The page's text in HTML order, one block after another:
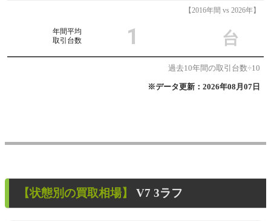
【2016年間 vs 2026年】
年間平均
取引台数
1 台
過去10年間の取引台数÷10
※データ更新：2026年08月07日
【状態別の買取相場】 V7 3ラフ